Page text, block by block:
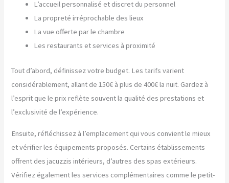
L’accueil personnalisé et discret du personnel
La propreté irréprochable des lieux
La vue offerte par le chambre
Les restaurants et services à proximité
Tout d’abord, définissez votre budget. Les tarifs varient
considérablement, allant de 150€ à plus de 400€ la nuit. Gardez à
l’esprit que le prix reflète souvent la qualité des prestations et
l’exclusivité de l’expérience.
Ensuite, réfléchissez à l’emplacement qui vous convient le mieux
et vérifier les équipements proposés. Certains établissements
offrent des jacuzzis intérieurs, d’autres des spas extérieurs.
Vérifiez également les services complémentaires comme le petit-